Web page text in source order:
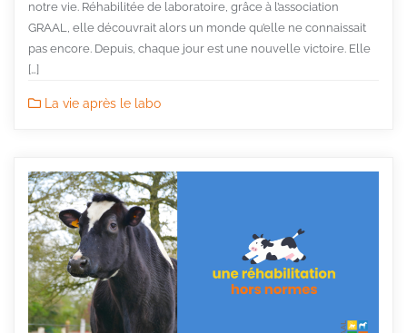
notre vie. Réhabilitée de laboratoire, grâce à l’association
GRAAL, elle découvrait alors un monde qu’elle ne connaissait
pas encore. Depuis, chaque jour est une nouvelle victoire. Elle
[…]
La vie après le labo